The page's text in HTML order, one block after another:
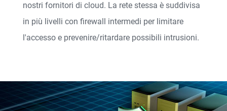
nostri fornitori di cloud. La rete stessa è suddivisa
in più livelli con firewall intermedi per limitare
l'accesso e prevenire/ritardare possibili intrusioni.